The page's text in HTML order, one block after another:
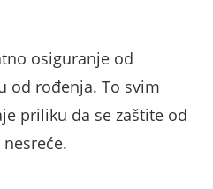
osiguranje od
od rođenja. To svim
priliku da se zaštite od